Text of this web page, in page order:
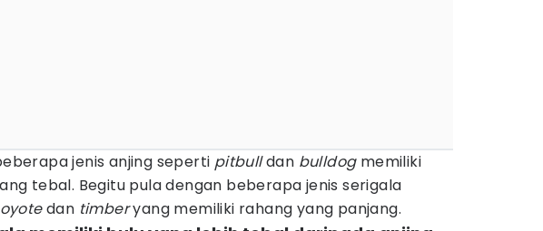
jenis anjing seperti pitbulldan bulldog memiliki
tebal. Begitu pula dengan beberapa jenis serigala
dan timberyang memiliki rahang yang panjang.